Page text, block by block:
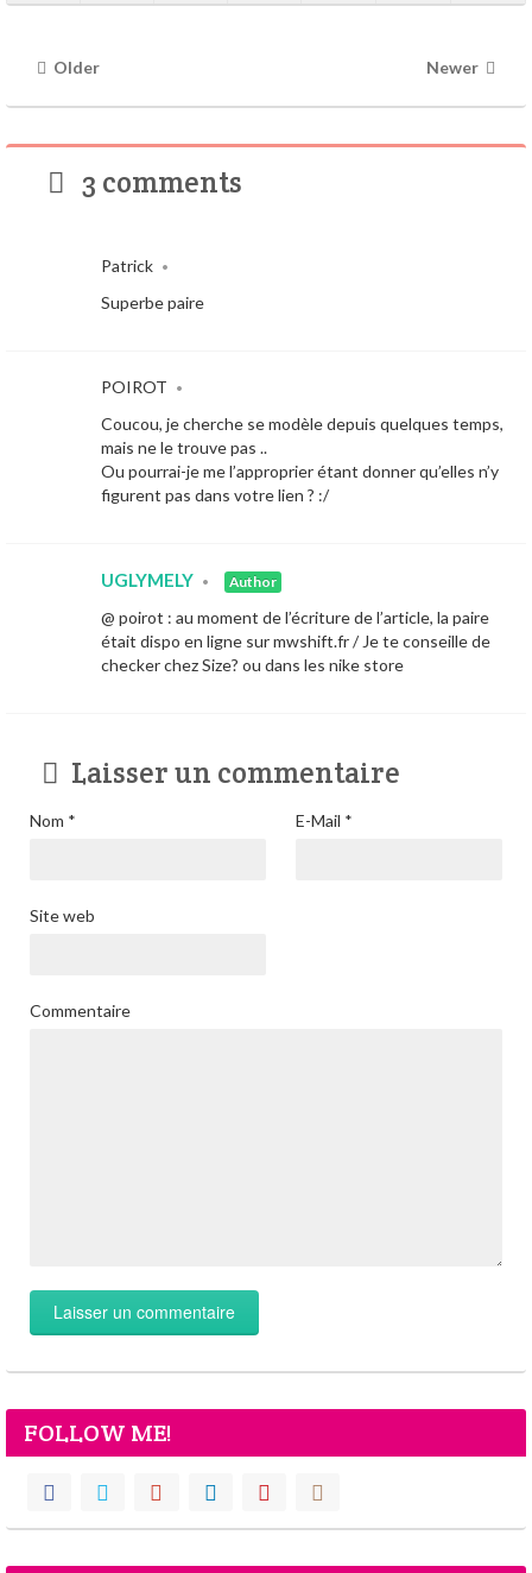
Older Newer
3 comments
Patrick •
Superbe paire
POIROT •
Coucou, je cherche se modèle depuis quelques temps,
mais ne le trouve pas ..
Ou pourrai-je me l’approprier étant donner qu’elles n’y
figurent pas dans votre lien ? :/
UGLYMELY • Author
@ poirot : au moment de l’écriture de l’article, la paire
était dispo en ligne sur mwshift.fr / Je te conseille de
checker chez Size? ou dans les nike store
Laisser un commentaire
Nom * E-Mail *
Site web
Commentaire
FOLLOW ME!